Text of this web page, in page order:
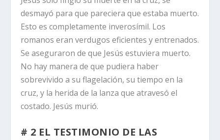
desmayó para que pareciera que estaba muerto.
Esto es completamente inverosímil. Los
romanos eran verdugos eficientes y entrenados.
Se aseguraron de que Jesús estuviera muerto.
No hay manera de que pudiera haber
sobrevivido a su flagelación, su tiempo en la
cruz, y la herida de la lanza que atravesó el
costado. Jesús murió.
# 2 EL TESTIMONIO DE LAS